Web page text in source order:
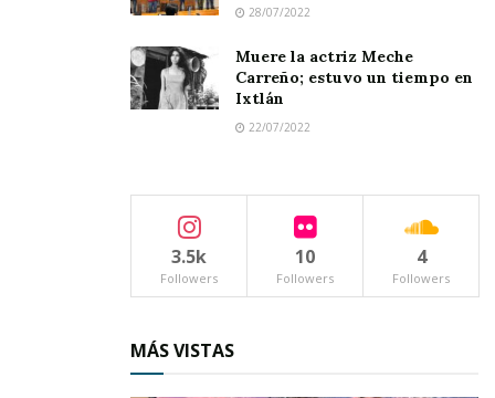
28/07/2022
Muere la actriz Meche
Carreño; estuvo un tiempo en
Ixtlán
22/07/2022
3.5k
Followers
10
Followers
4
Followers
MÁS VISTAS